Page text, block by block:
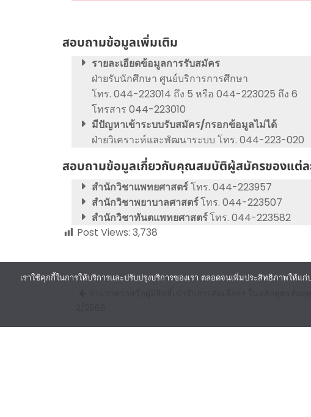
สอบถามข้อมูลเพิ่มเติม
รายละเอียดข้อมูลการรับสมัคร
ฝ่ายรับนักศึกษา ศูนย์บริการการศึกษา
โทร. 044-223014 ถึง 5 หรือ 044-223025 ถึง 6
โทรสาร 044-223010
มีปัญหาเข้าระบบรับสมัคร/กรอกข้อมูลไม่ได้
ฝ่ายวิเคราะห์และพัฒนาระบบ โทร. 044-223-020
สอบถามข้อมูลเกี่ยวกับคุณสมบัติผู้สมัครของแต่ล
สำนักวิชาแพทยศาสตร์โทร. 044-223957
สำนักวิชาพยาบาลศาสตร์โทร. 044-223507
สำนักวิชาทันตแพทยศาสตร์โทร. 044-223582
Post Views: 3,738
Postประกาศรายชื่อผู้มีสิทธิ์เข้ารับการคัดเลือกฯ ในหลักสูตรสัม
เราใช้คุกกี้ในการให้บริการและปรับปรุงบริการของเรา ตลอดจนเพิ่มประสิทธิภาพใ